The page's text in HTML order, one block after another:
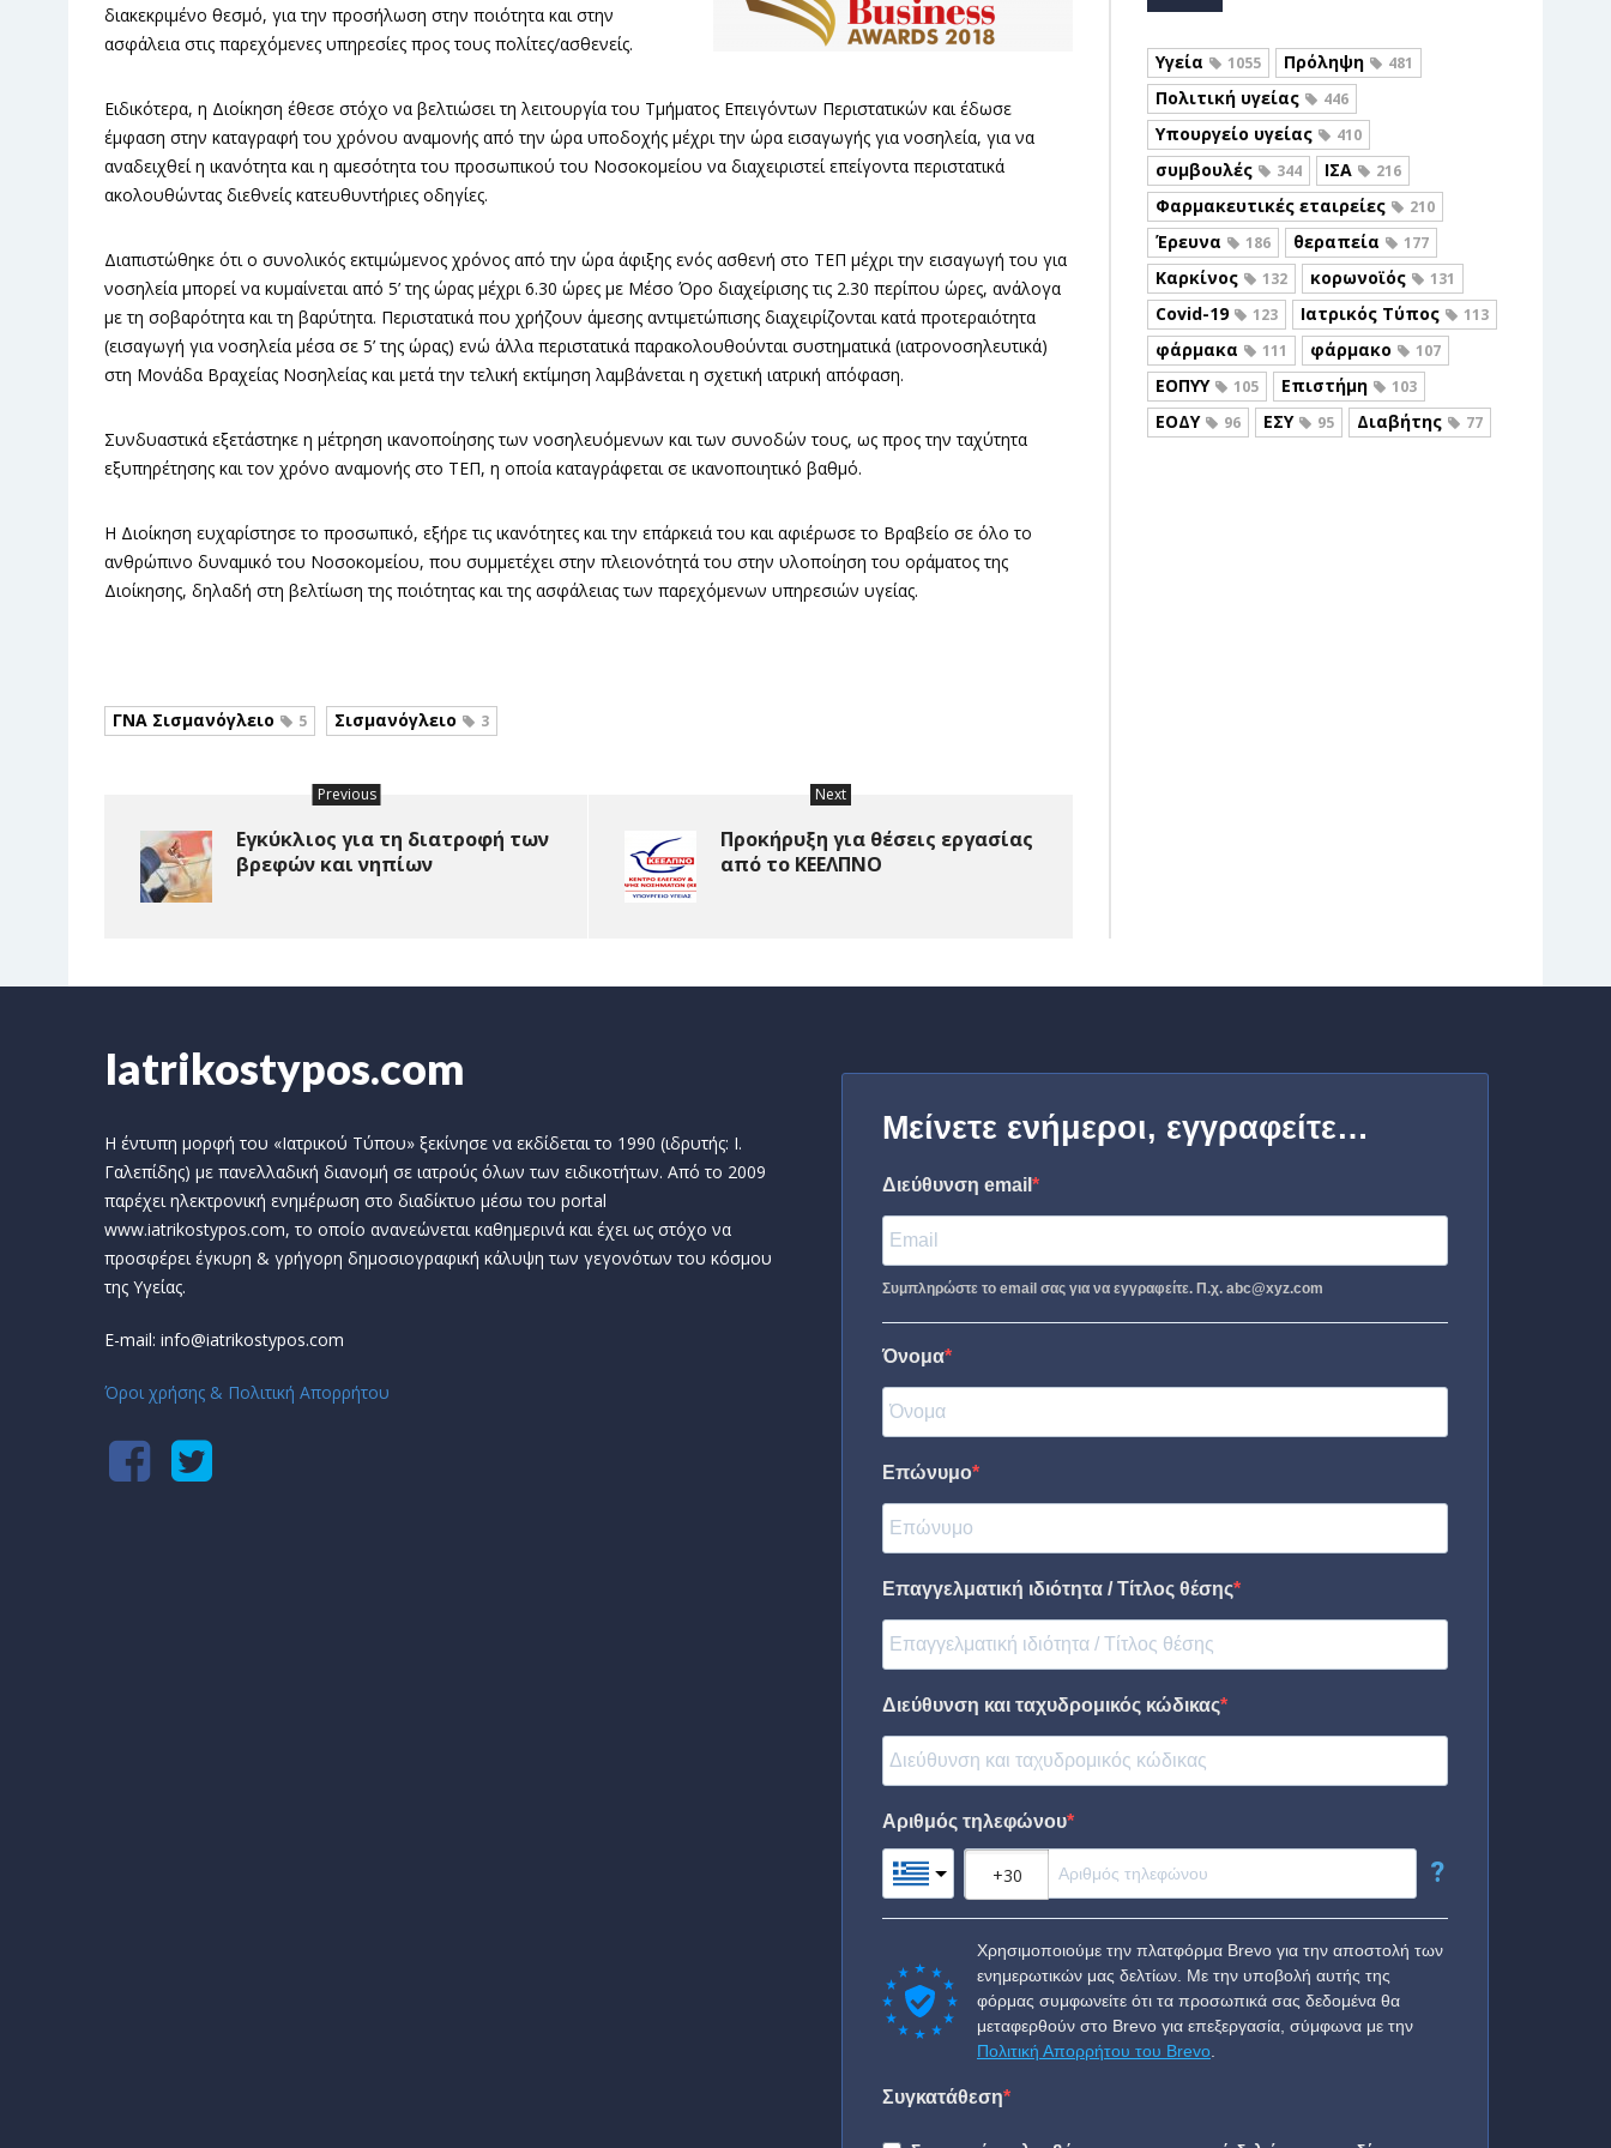
διακεκριμένο θεσμό, για την προσήλωση στην ποιότητα και στην
ασφάλεια στις παρεχόμενες υπηρεσίες προς τους πολίτες/ασθενείς.
Ειδικότερα, η Διοίκηση έθεσε στόχο να βελτιώσει τη λειτουργία του Τμήματος Επειγόντων Περιστατικών και έδωσε
έμφαση στην καταγραφή του χρόνου αναμονής από την ώρα υποδοχής μέχρι την ώρα εισαγωγής για νοσηλεία, για να
αναδειχθεί η ικανότητα και η αμεσότητα του προσωπικού του Νοσοκομείου να διαχειριστεί επείγοντα περιστατικά
ακολουθώντας διεθνείς κατευθυντήριες οδηγίες.
Διαπιστώθηκε ότι ο συνολικός εκτιμώμενος χρόνος από την ώρα άφιξης ενός ασθενή στο ΤΕΠ μέχρι την εισαγωγή του για
νοσηλεία μπορεί να κυμαίνεται από 5’ της ώρας μέχρι 6.30 ώρες με Μέσο Όρο διαχείρισης τις 2.30 περίπου ώρες, ανάλογα
με τη σοβαρότητα και τη βαρύτητα. Περιστατικά που χρήζουν άμεσης αντιμετώπισης διαχειρίζονται κατά προτεραιότητα
(εισαγωγή για νοσηλεία μέσα σε 5’ της ώρας) ενώ άλλα περιστατικά παρακολουθούνται συστηματικά (ιατρονοσηλευτικά)
στη Μονάδα Βραχείας Νοσηλείας και μετά την τελική εκτίμηση λαμβάνεται η σχετική ιατρική απόφαση.
Συνδυαστικά εξετάστηκε η μέτρηση ικανοποίησης των νοσηλευόμενων και των συνοδών τους, ως προς την ταχύτητα
εξυπηρέτησης και τον χρόνο αναμονής στο ΤΕΠ, η οποία καταγράφεται σε ικανοποιητικό βαθμό.
Η Διοίκηση ευχαρίστησε το προσωπικό, εξήρε τις ικανότητες και την επάρκειά του και αφιέρωσε το Βραβείο σε όλο το
ανθρώπινο δυναμικό του Νοσοκομείου, που συμμετέχει στην πλειονότητά του στην υλοποίηση του οράματος της
Διοίκησης, δηλαδή στη βελτίωση της ποιότητας και της ασφάλειας των παρεχόμενων υπηρεσιών υγείας.
ΓΝΑ Σισμανόγλειο 5 Σισμανόγλειο 3
Previous
Εγκύκλιος για τη διατροφή των
βρεφών και νηπίων
Next
Προκήρυξη για θέσεις εργασίας
από το ΚΕΕΛΠΝΟ
Υγεία 1055 Πρόληψη 481
Πολιτική υγείας 446
Υπουργείο υγείας 410
συμβουλές 344 ΙΣΑ 216
Φαρμακευτικές εταιρείες 210
Έρευνα 186 θεραπεία 177
Καρκίνος 132 κορωνοϊός 131
Covid-19 123 Ιατρικός Τύπος 113
φάρμακα 111 φάρμακο 107
ΕΟΠΥΥ 105 Επιστήμη 103
ΕΟΔΥ 96 ΕΣΥ 95 Διαβήτης 77
Iatrikostypos.com
Η έντυπη μορφή του «Ιατρικού Τύπου» ξεκίνησε να εκδίδεται το 1990 (ιδρυτής: Ι.
Γαλεπίδης) με πανελλαδική διανομή σε ιατρούς όλων των ειδικοτήτων. Από το 2009
παρέχει ηλεκτρονική ενημέρωση στο διαδίκτυο μέσω του portal
www.iatrikostypos.com, το οποίο ανανεώνεται καθημερινά και έχει ως στόχο να
προσφέρει έγκυρη & γρήγορη δημοσιογραφική κάλυψη των γεγονότων του κόσμου
της Υγείας.
E-mail: info@iatrikostypos.com
Όροι χρήσης & Πολιτική Απορρήτου
Μείνετε ενήμεροι, εγγραφείτε…
Διεύθυνση email
Συμπληρώστε το email σας για να εγγραφείτε. Π.χ. abc@xyz.com
Όνομα
Επώνυμο
Επαγγελματική ιδιότητα / Τίτλος θέσης
Διεύθυνση και ταχυδρομικός κώδικας
Αριθμός τηλεφώνου
?
Χρησιμοποιούμε την πλατφόρμα Brevo για την αποστολή των
ενημερωτικών μας δελτίων. Με την υποβολή αυτής της
φόρμας συμφωνείτε ότι τα προσωπικά σας δεδομένα θα
μεταφερθούν στο Brevo για επεξεργασία, σύμφωνα με την
Πολιτική Απορρήτου του Brevo
Συγκατάθεση